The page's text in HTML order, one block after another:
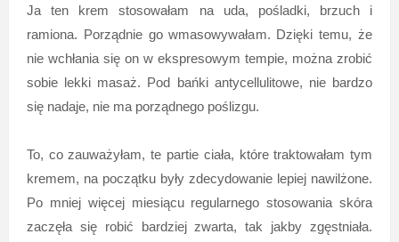
Ja ten krem stosowałam na uda, pośladki, brzuch i
ramiona. Porządnie go wmasowywałam. Dzięki temu, że
nie wchłania się on w ekspresowym tempie, można zrobić
sobie lekki masaż. Pod bańki antycellulitowe, nie bardzo
się nadaje, nie ma porządnego poślizgu.
To, co zauważyłam, te partie ciała, które traktowałam tym
kremem, na początku były zdecydowanie lepiej nawilżone.
Po mniej więcej miesiącu regularnego stosowania skóra
zaczęła się robić bardziej zwarta, tak jakby zgęstniała.